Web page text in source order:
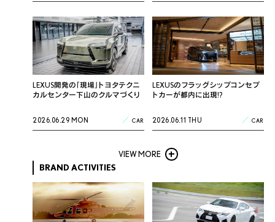
LEXUS開発の「現場」トヨタテクニ
カルセンター下山のクルマづくり
2026.06.29 MON CAR
LEXUSのフラッグシップコンセプ
トカーが都内に出現!?
2026.06.11 THU CAR
VIEW MORE
BRAND ACTIVITIES